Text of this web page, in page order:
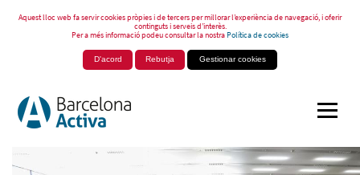
Aquest lloc web fa servir cookies pròpies i de tercers per millorar l’experiència de navegació, i oferir
continguts i serveis d’interès.
Per a més informació podeu consultar la nostraPolítica de cookies
D'acord Rebutja Gestionar cookies